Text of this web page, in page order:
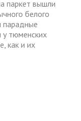
паркет вышли
белого
парадные
у тюменских
как и их